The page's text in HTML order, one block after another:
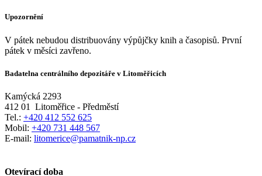
Upozornění
V pátek nebudou distribuovány výpůjčky knih a časopisů. První
pátek v měsíci zavřeno.
Badatelna centrálního depozitáře v Litoměřicích
Kamýcká 2293
412 01
Litoměřice - Předměstí
Tel.: +420 412 552 625
Mobil: +420 731 448 567
E-mail: litomerice@pamatnik-np.cz
Otevírací doba